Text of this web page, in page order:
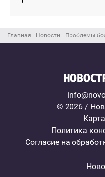
Главная Новости Проблемы
© 2026 /
Политика
Согласие на